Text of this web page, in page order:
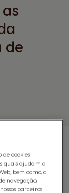
de
de cookies
quais ajudam a
bem como, a
navegação,
parceiros